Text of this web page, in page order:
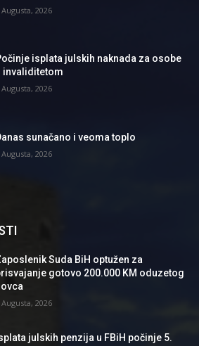
Augusta, 2026
isplata julskih naknada za osobe
invaliditetom
Augusta, 2026
sunačano i veoma toplo
Augusta, 2026
Suda BiH optužen za
gotovo 200.000 KM oduzetog
Augusta, 2026
julskih penzija u FBiH počinje 5.